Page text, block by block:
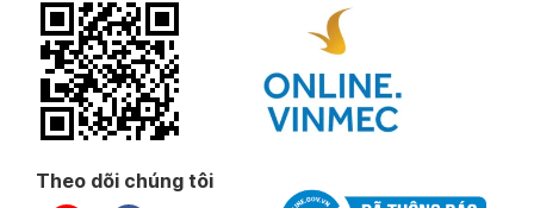
Theo dõi chúng tôi